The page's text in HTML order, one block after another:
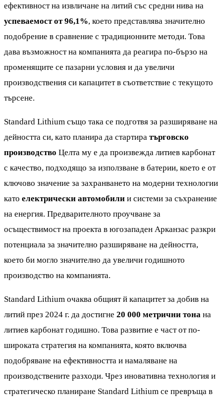
ефективност на извличане на литий със средни нива на
успеваемост от 96,1%, което представлява значително
подобрение в сравнение с традиционните методи. Това
дава възможност на компанията да реагира по-бързо на
променящите се пазарни условия и да увеличи
производствения си капацитет в съответствие с текущото
търсене.
Standard Lithium също така се подготвя за разширяване на
дейността си, като планира да стартира търговско
производство Целта му е да произвежда литиев карбонат
с качество, подходящо за използване в батерии, което е от
ключово значение за захранването на модерни технологии
като електрически автомобили и системи за съхранение
на енергия. Предварителното проучване за
осъществимост на проекта в югозападен Арканзас разкри
потенциала за значително разширяване на дейността,
което би могло значително да увеличи годишното
производство на компанията.
Standard Lithium очаква общият й капацитет за добив на
литий през 2024 г. да достигне 20 000 метрични тона на
литиев карбонат годишно. Това развитие е част от по-
широката стратегия на компанията, която включва
подобряване на ефективността и намаляване на
производствените разходи. Чрез иновативна технология и
стратегическо планиране Standard Lithium се превръща в